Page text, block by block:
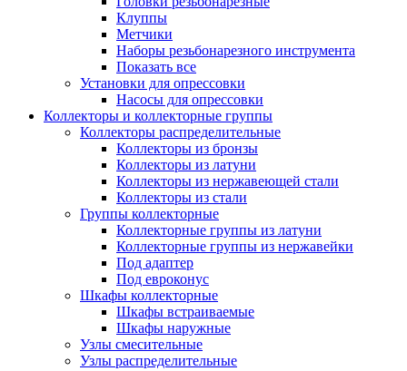
Клуппы
Метчики
Наборы резьбонарезного инструмента
Показать все
Установки для опрессовки
Насосы для опрессовки
Коллекторы и коллекторные группы
Коллекторы распределительные
Коллекторы из бронзы
Коллекторы из латуни
Коллекторы из нержавеющей стали
Коллекторы из стали
Группы коллекторные
Коллекторные группы из латуни
Коллекторные группы из нержавейки
Под адаптер
Под евроконус
Шкафы коллекторные
Шкафы встраиваемые
Шкафы наружные
Узлы смесительные
Узлы распределительные